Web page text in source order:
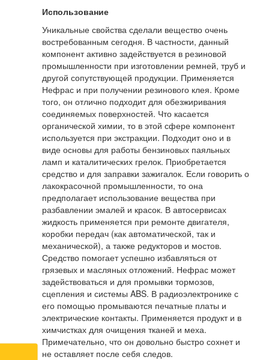
Использование
Уникальные свойства сделали вещество очень
востребованным сегодня. В частности, данный
компонент активно задействуется в резиновой
промышленности при изготовлении ремней, труб и
другой сопутствующей продукции. Применяется
Нефрас и при получении резинового клея. Кроме
того, он отлично подходит для обезжиривания
соединяемых поверхностей. Что касается
органической химии, то в этой сфере компонент
используется при экстракции. Подходит оно и в
виде основы для работы бензиновых паяльных
ламп и каталитических грелок. Приобретается
средство и для заправки зажигалок. Если говорить о
лакокрасочной промышленности, то она
предполагает использование вещества при
разбавлении эмалей и красок. В автосервисах
жидкость применяется при ремонте двигателя,
коробки передач (как автоматической, так и
механической), а также редукторов и мостов.
Средство помогает успешно избавляться от
грязевых и масляных отложений. Нефрас может
задействоваться и для промывки тормозов,
сцепления и системы ABS. В радиоэлектронике с
его помощью промываются печатные платы и
электрические контакты. Применяется продукт и в
химчистках для очищения тканей и меха.
Примечательно, что он довольно быстро сохнет и
не оставляет после себя следов.